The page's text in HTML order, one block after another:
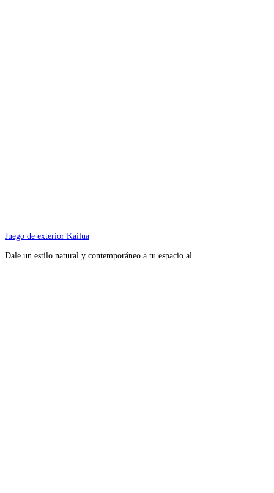
Juego de exterior Kailua
Dale un estilo natural y contemporáneo a tu espacio al…